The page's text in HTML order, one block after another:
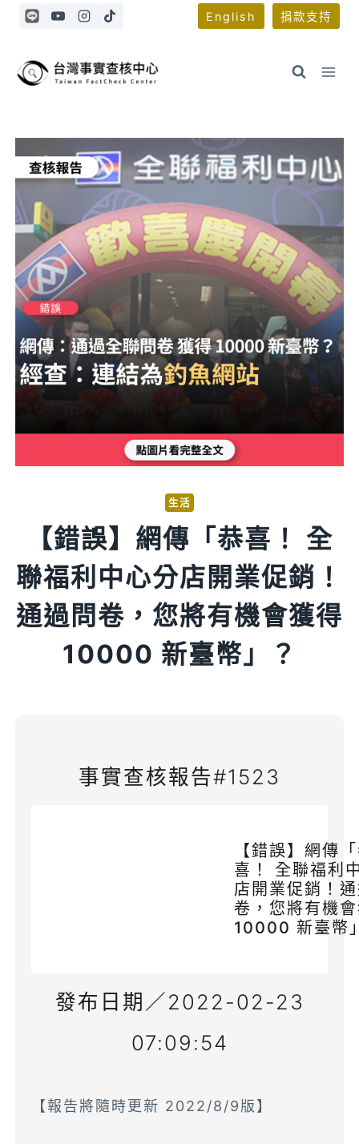
Skip
English 捐款支持
生活
【錯誤】網傳「恭喜！ 全
聯福利中心分店開業促銷！
通過問卷，您將有機會獲得
10000 新臺幣」？
事實查核報告#1523
【錯誤】網傳
喜！ 全聯福利
店開業促銷！
卷，您將有機
10000 新臺幣
發布日期／2022-02-23
07:09:54
【報告將隨時更新 2022/8/9版】